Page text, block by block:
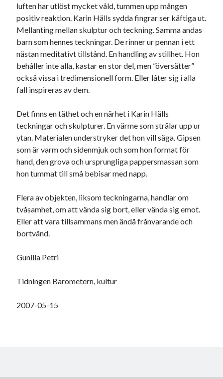
luften har utlöst mycket våld, tummen upp mången
positiv reaktion. Karin Hälls sydda fingrar ser käftiga ut.
Mellanting mellan skulptur och teckning. Samma andas
barn som hennes teckningar. De rinner ur pennan i ett
nästan meditativt tillstånd. En handling av stillhet. Hon
behåller inte alla, kastar en stor del, men ”översätter”
också vissa i tredimensionell form. Eller låter sig i alla
fall inspireras av dem.
Det finns en täthet och en närhet i Karin Hälls
teckningar och skulpturer. En värme som strålar upp ur
ytan. Materialen understryker det hon vill säga. Gipsen
som är varm och sidenmjuk och som hon format för
hand, den grova och ursprungliga pappersmassan som
hon tummat till små bebisar med napp.
Flera av objekten, liksom teckningarna, handlar om
tvåsamhet, om att vända sig bort, eller vända sig emot.
Eller att vara tillsammans men ändå frånvarande och
bortvänd.
Gunilla Petri
Tidningen Barometern, kultur
2007-05-15